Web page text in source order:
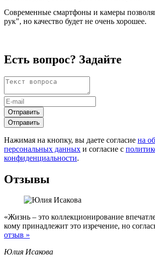
Современные смартфоны и камеры
рук", но качество будет не очень хорошее.
Есть вопрос? Задайте
Отправить
Отправить
Нажимая на кнопку, вы даете согласие на
персональных данных и согласие с
конфиденциальности.
Отзывы
«Жизнь – это коллекционирование
кому принадлежит это изречение, но
отзыв »
Юлия Исакова